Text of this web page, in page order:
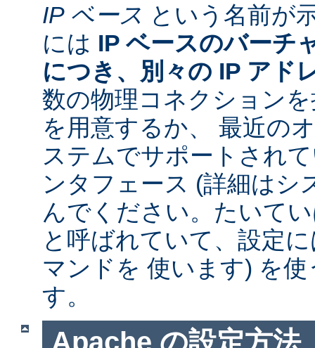
IP ベース という名前が
には IP ベースのバーチ
につき、別々の IP アド
数の物理コネクション
を用意するか、 最近の
ステムでサポートされ
ンタフェース (詳細はシ
んでください。たいて
と呼ばれていて、設定
マンドを 使います) を
す。